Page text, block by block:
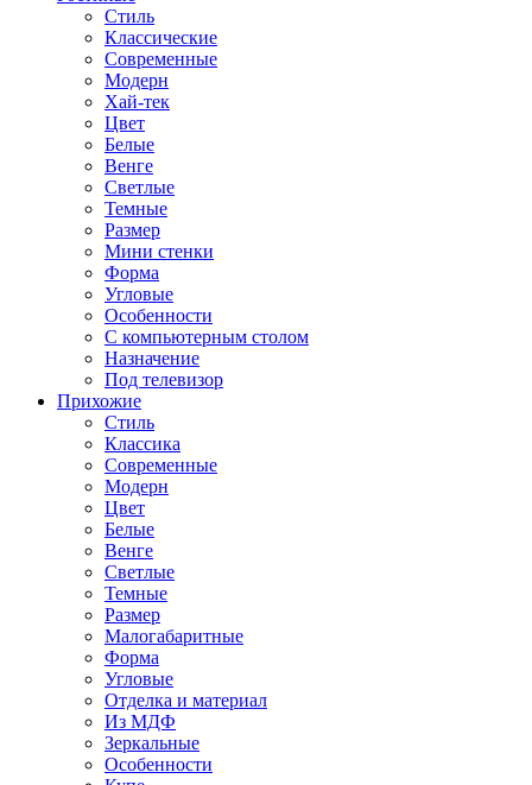
Стиль
Классические
Современные
Модерн
Хай-тек
Цвет
Белые
Венге
Светлые
Темные
Размер
Мини стенки
Форма
Угловые
Особенности
С компьютерным столом
Назначение
Под телевизор
Прихожие
Стиль
Классика
Современные
Модерн
Цвет
Белые
Венге
Светлые
Темные
Размер
Малогабаритные
Форма
Угловые
Отделка и материал
Из МДФ
Зеркальные
Особенности